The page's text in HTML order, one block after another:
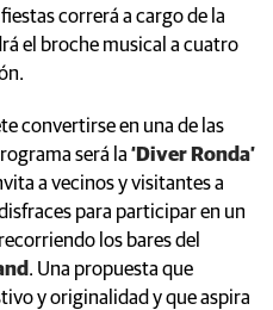
correrá a cargo de la
el broche musical a cuatro
convertirse en una de las
será la ‘Diver Ronda’
a vecinos y visitantes a
para participar en un
los bares del
. Una propuesta que
y originalidad y que aspira